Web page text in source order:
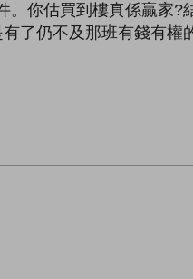
。你估買到樓真係贏家
了仍不及那班有錢有權